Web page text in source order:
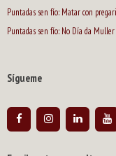
Puntadas sen fío: Matar con
Puntadas sen fío: No Día da Muller
Sígueme